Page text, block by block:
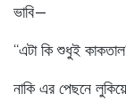
ভাবি—
“এটা কি শুধুই
নাকি এর পেছনে